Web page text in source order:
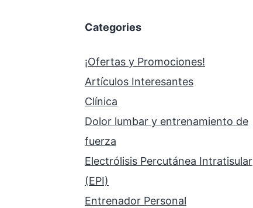
Categories
¡Ofertas y Promociones!
Artículos Interesantes
Clínica
Dolor lumbar y entrenamiento de
fuerza
Electrólisis Percutánea Intratisular
(EPI)
Entrenador Personal